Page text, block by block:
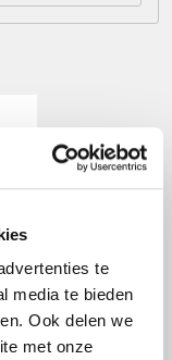
te
media te bieden
Ook delen we
met onze
op